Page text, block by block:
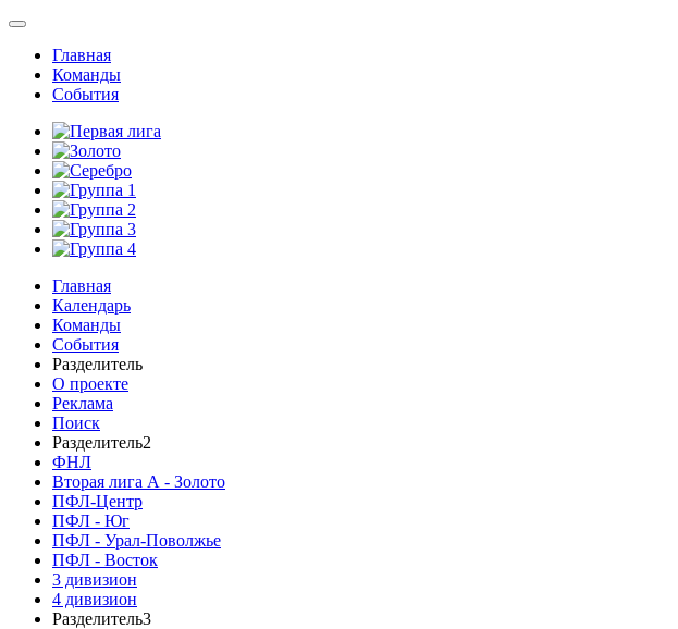
Главная
Команды
События
Главная
Календарь
Команды
События
Разделитель
О проекте
Реклама
Поиск
Разделитель2
ФНЛ
Вторая лига А - Золото
ПФЛ-Центр
ПФЛ - Юг
ПФЛ - Урал-Поволжье
ПФЛ - Восток
3 дивизион
4 дивизион
Разделитель3